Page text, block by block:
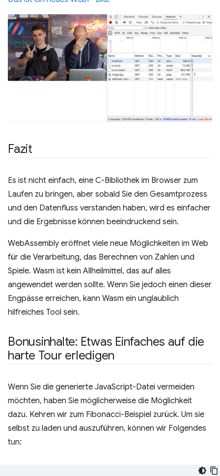
Fazit
Es ist nicht einfach, eine C-Bibliothek im Browser zum
Laufen zu bringen, aber sobald Sie den Gesamtprozess
und den Datenfluss verstanden haben, wird es einfacher
und die Ergebnisse können beeindruckend sein.
WebAssembly eröffnet viele neue Möglichkeiten im Web
für die Verarbeitung, das Berechnen von Zahlen und
Spiele. Wasm ist kein Allheilmittel, das auf alles
angewendet werden sollte. Wenn Sie jedoch einen dieser
Engpässe erreichen, kann Wasm ein unglaublich
hilfreiches Tool sein.
Bonusinhalte: Etwas Einfaches auf die
harte Tour erledigen
Wenn Sie die generierte JavaScript-Datei vermeiden
möchten, haben Sie möglicherweise die Möglichkeit
dazu. Kehren wir zum Fibonacci-Beispiel zurück. Um sie
selbst zu laden und auszuführen, können wir Folgendes
tun: